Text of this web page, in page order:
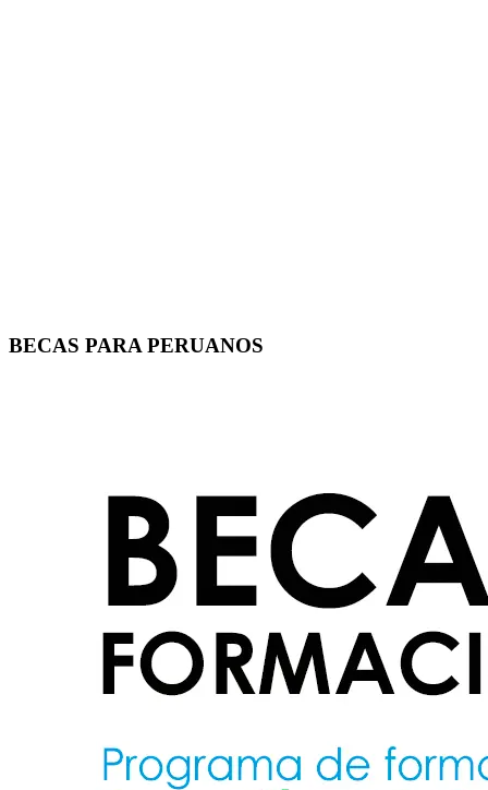
BECAS PARA PERUANOS